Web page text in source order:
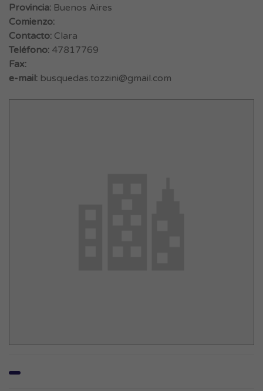
Provincia: Buenos Aires
Comienzo:
Contacto: Clara
Teléfono: 47817769
Fax:
e-mail: busquedas.tozzini@gmail.com